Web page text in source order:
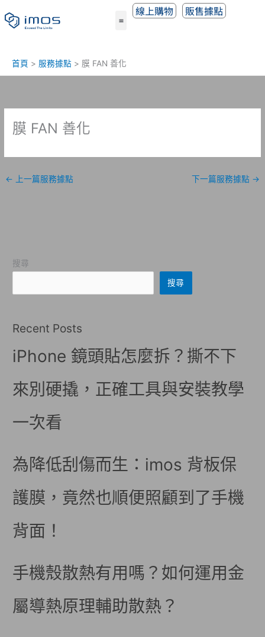
至
線上購物 販售據點
首頁 服務據點 膜 FAN 善化
膜 FAN 善化
← 上一篇服務據點 下一篇服務據點 →
搜尋
搜尋
Recent Posts
iPhone 鏡頭貼怎麼拆？撕不下
來別硬撬，正確工具與安裝教學
一次看
為降低刮傷而生：imos 背板保
護膜，竟然也順便照顧到了手機
背面！
手機殼散熱有用嗎？如何運用金
屬導熱原理輔助散熱？